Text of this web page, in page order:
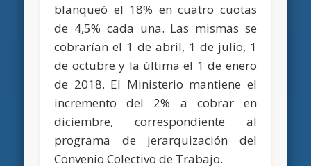
blanqueó el 18% en cuatro cuotas
de 4,5% cada una. Las mismas se
cobrarían el 1 de abril, 1 de julio, 1
de octubre y la última el 1 de enero
de 2018. El Ministerio mantiene el
incremento del 2% a cobrar en
diciembre, correspondiente al
programa de jerarquización del
Convenio Colectivo de Trabajo.